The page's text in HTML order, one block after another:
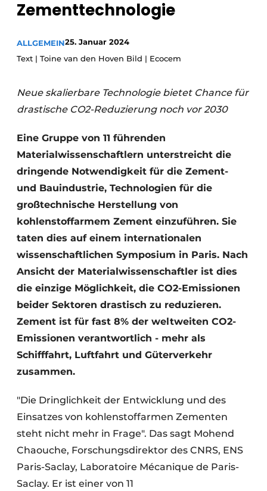
Datenschutz / Cookie-Erklärung
Ein Stellenangebot registrieren
Videos
Zementtechnologie
ALLGEMEIN25. Januar 2024
Text | Toine van den Hoven Bild | Ecocem
Neue skalierbare Technologie bietet Chance für
drastische CO2-Reduzierung noch vor 2030
Eine Gruppe von 11 führenden
Materialwissenschaftlern unterstreicht die
dringende Notwendigkeit für die Zement-
und Bauindustrie, Technologien für die
großtechnische Herstellung von
kohlenstoffarmem Zement einzuführen. Sie
taten dies auf einem internationalen
wissenschaftlichen Symposium in Paris. Nach
Ansicht der Materialwissenschaftler ist dies
die einzige Möglichkeit, die CO2-Emissionen
beider Sektoren drastisch zu reduzieren.
Zement ist für fast 8% der weltweiten CO2-
Emissionen verantwortlich - mehr als
Schifffahrt, Luftfahrt und Güterverkehr
zusammen.
"Die Dringlichkeit der Entwicklung und des
Einsatzes von kohlenstoffarmen Zementen
steht nicht mehr in Frage". Das sagt Mohend
Chaouche, Forschungsdirektor des CNRS, ENS
Paris-Saclay, Laboratoire Mécanique de Paris-
Saclay. Er ist einer von 11